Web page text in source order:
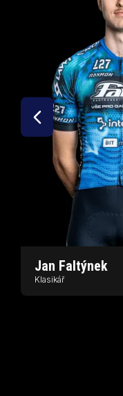
Jan Faltýnek
Klasikář